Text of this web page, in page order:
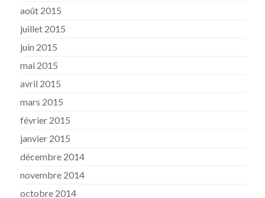
août 2015
juillet 2015
juin 2015
mai 2015
avril 2015
mars 2015
février 2015
janvier 2015
décembre 2014
novembre 2014
octobre 2014